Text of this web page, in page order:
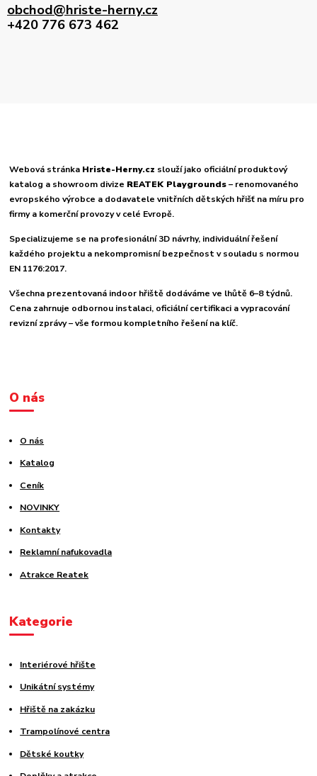
obchod@hriste-herny.cz
+420 776 673 462
Webová stránka Hriste-Herny.cz slouží jako oficiální produktový
katalog a showroom divize REATEK Playgrounds– renomovaného
evropského výrobce a dodavatele vnitřních dětských hřišť na míru pro
firmy a komerční provozy v celé Evropě.
Specializujeme se na profesionální 3D návrhy, individuální řešení
každého projektu a nekompromisní bezpečnost v souladu s normou
EN 1176:2017.
Všechna prezentovaná indoor hřiště dodáváme ve lhůtě 6–8 týdnů.
Cena zahrnuje odbornou instalaci, oficiální certifikaci a vypracování
revizní zprávy – vše formou kompletního řešení na klíč.
O nás
O nás
Katalog
Ceník
NOVINKY
Kontakty
Reklamní nafukovadla
Atrakce Reatek
Kategorie
Interiérové hřište
Unikátní systémy
Hřiště na zakázku
Trampolínové centra
Dětské koutky